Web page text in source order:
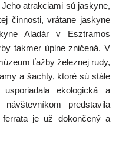
atrakciami sú jaskyne,
činnosti, vrátane jaskyne
Aladár v Esztramos
takmer úplne zničená. V
ťažby železnej rudy,
a šachty, ktoré sú stále
ekologická a
predstavila
je už dokončený a